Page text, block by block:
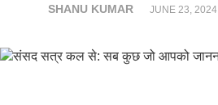
SHANU KUMAR JUNE 23, 2024